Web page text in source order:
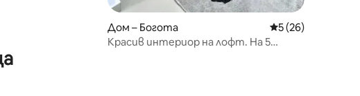
Дом – Богота Средна оценка:
5 (26)
Красив интериор на лофт. На 5